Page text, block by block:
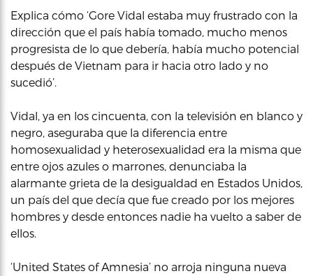
Explica cómo ‘Gore Vidal estaba muy frustrado con la
dirección que el país había tomado, mucho menos
progresista de lo que debería, había mucho potencial
después de Vietnam para ir hacia otro lado y no
sucedió’.
Vidal, ya en los cincuenta, con la televisión en blanco y
negro, aseguraba que la diferencia entre
homosexualidad y heterosexualidad era la misma que
entre ojos azules o marrones, denunciaba la
alarmante grieta de la desigualdad en Estados Unidos,
un país del que decía que fue creado por los mejores
hombres y desde entonces nadie ha vuelto a saber de
ellos.
‘United States of Amnesia’ no arroja ninguna nueva